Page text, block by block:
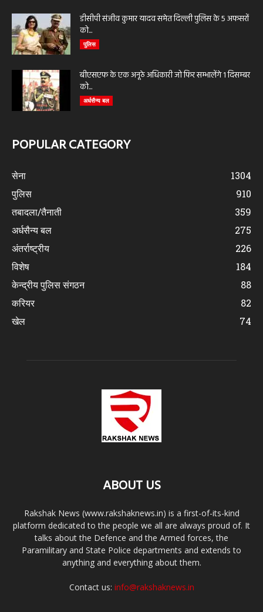
डीसीपी संजीव कुमार यादव समेत दिल्ली पुलिस के 5 अफसरों
को...
पुलिस
बीएसएफ के एक अनूठे अधिकारी जो फिर सम्भालेंगे 1 दिसम्बर
को...
अर्धसैन्य बल
POPULAR CATEGORY
सेना
1304
पुलिस
910
तबादला/तैनाती
359
अर्धसैन्य बल
275
अंतर्राष्ट्रीय
226
विशेष
184
केन्द्रीय पुलिस संगठन
88
करियर
82
खेल
74
ABOUT US
Rakshak News (www.rakshaknews.in) is a first-of-its-kind
platform dedicated to the people we all are always proud of. It
talks about the Defence and the Armed forces, the
Paramilitary and State Police departments and extends to
anything and everything about them.
Contact us: info@rakshaknews.in